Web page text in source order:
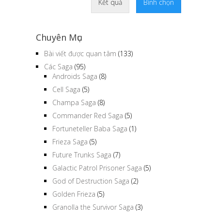
Kết quả Bình chọn
Chuyên Mục
Bài viết được quan tâm (133)
Các Saga (95)
Androids Saga (8)
Cell Saga (5)
Champa Saga (8)
Commander Red Saga (5)
Fortuneteller Baba Saga (1)
Frieza Saga (5)
Future Trunks Saga (7)
Galactic Patrol Prisoner Saga (5)
God of Destruction Saga (2)
Golden Frieza (5)
Granolla the Survivor Saga (3)